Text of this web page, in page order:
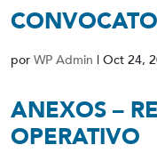
por WP Admin | Oct 24,
ANEXOS –
OPERATIVO